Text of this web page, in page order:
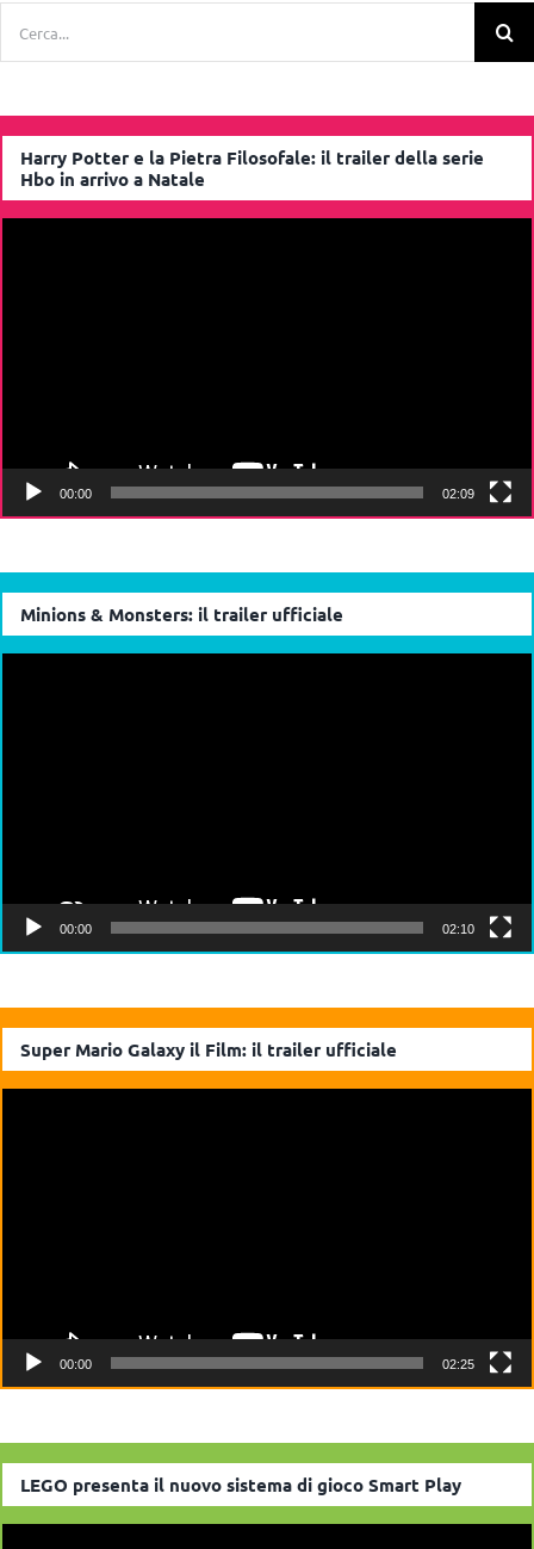
Harry Potter e la Pietra Filosofale: il trailer della serie
Hbo in arrivo a Natale
00:00 02:09
Minions & Monsters: il trailer ufficiale
00:00 02:10
Super Mario Galaxy il Film: il trailer ufficiale
00:00 02:25
LEGO presenta il nuovo sistema di gioco Smart Play